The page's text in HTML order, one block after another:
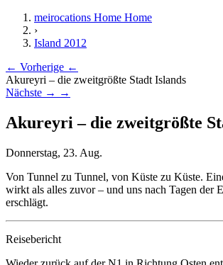
meirocations Home Home
›
Island 2012
← Vorherige ←
Akureyri – die zweitgrößte Stadt Islands
Nächste → →
Akureyri – die zweitgrößte
Donnerstag, 23. Aug.
Von Tunnel zu Tunnel, von Küste zu Küste.
wirkt als alles zuvor – und uns nach Tagen der
erschlägt.
Reisebericht